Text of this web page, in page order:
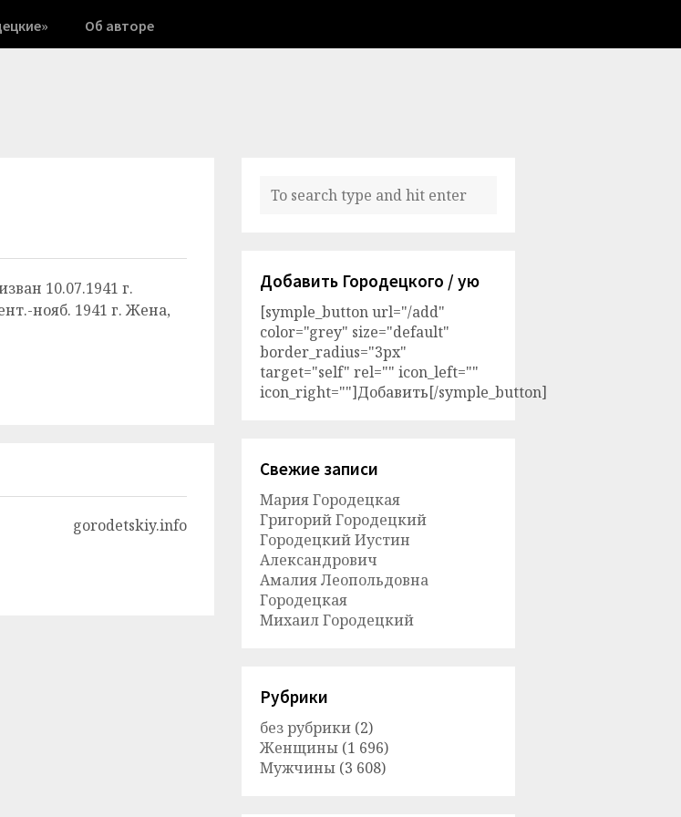
Об авторе
10.07.1941 г.
нояб. 1941 г. Жена,
gorodetskiy.info
Добавить Городецкого / ую
[symple_button url="/add"
color="grey" size="default"
border_radius="3px"
target="self" rel="" icon_left=""
icon_right=""]Добавить[/symple_button]
Свежие записи
Мария Городецкая
Григорий Городецкий
Городецкий Иустин
Александрович
Амалия Леопольдовна
Городецкая
Михаил Городецкий
Рубрики
без рубрики (2)
Женщины (1 696)
Мужчины (3 608)